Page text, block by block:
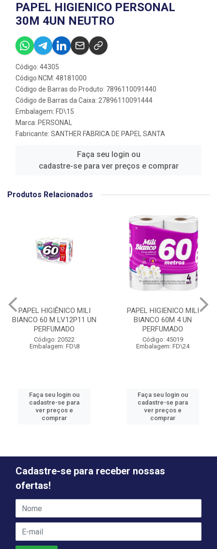
PAPEL HIGIENICO PERSONAL
30M 4UN NEUTRO
Código: 44305
Código NCM: 48181000
Código de Barras do Produto: 7896110091440
Código de Barras da Caixa: 27896110091444
Embalagem: FD\15
Marca: PERSONAL
Fabricante: SANTHER FABRICA DE PAPEL SANTA
Faça seu login ou
cadastre-se para ver preços e comprar
Produtos Relacionados
PAPEL HIGIÊNICO MILI
BIANCO 60 M LV12P11 UN
PERFUMADO
Código: 20522
Embalagem: FD\8
Faça seu login ou
cadastre-se para
ver preços e
comprar
PAPEL HIGIENICO MILI
BIANCO 60M 4 UN
PERFUMADO
Código: 45019
Embalagem: FD\24
Faça seu login ou
cadastre-se para
ver preços e
comprar
Cadastre-se para receber nossas
ofertas!